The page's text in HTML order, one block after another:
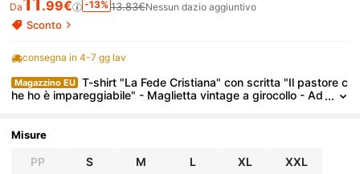
Da .99€ -13% 13.83€Nessun dazio aggiuntivo
Sconto
consegna in 4-7 gg lav
Magazzino EU
T-shirt "La Fede Cristiana" con scritta "Il pastore c
he ho è impareggiabile" - Maglietta vintage a girocollo - Ad
t.
Misure
PP S M L XL XXL